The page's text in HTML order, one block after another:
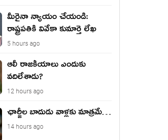
మీరైనా న్యాయం చేయండి:
రాష్ట్ర‌ప‌తికి వివేకా కుమార్తె లేఖ‌
5 hours ago
ఆలీ రాజకీయాలు ఎందుకు
వదిలేశాడు?
12 hours ago
ఛార్జీల బాదుడు వాళ్లకు మాత్రమే…
14 hours ago